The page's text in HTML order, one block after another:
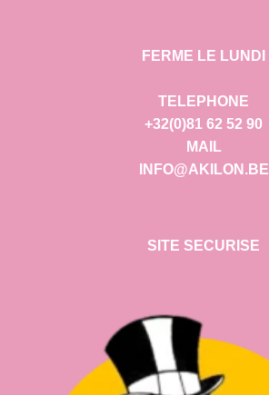
FERME LE LUNDI
TELEPHONE
+32(0)81 62 52 90
MAIL
INFO@AKILON.BE
SITE SECURISE